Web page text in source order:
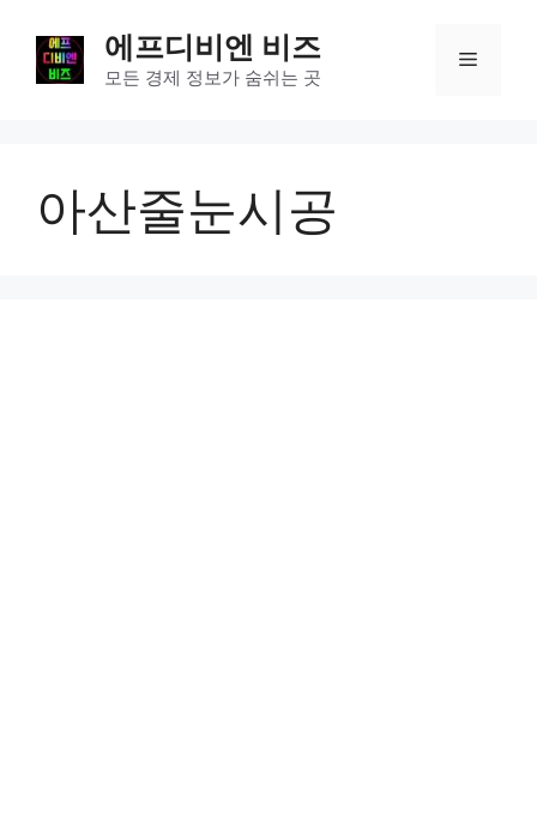
에프디비엔 비즈
모든 경제 정보가 숨쉬는 곳
메
아산줄눈시공